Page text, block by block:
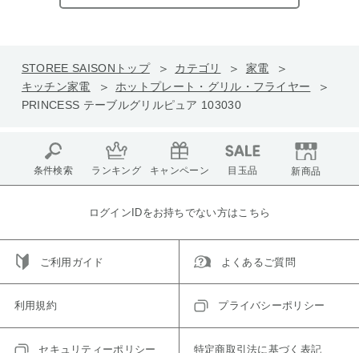
STOREE SAISONトップ カテゴリ
家電
キッチン家電
ホットプレート・グリル・フライヤー
PRINCESS テーブルグリルピュア 103030
条件検索 ランキング キャンペーン 目玉品 新商品
ログインIDをお持ちでない方はこちら
ご利用ガイド よくあるご質問
利用規約 プライバシーポリシー
セキュリティーポリシー 特定商取引法に基づく表記